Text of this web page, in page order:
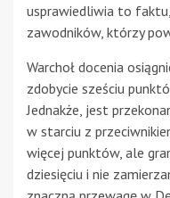
usprawiedliwia to
zawodników, którzy
Warchoł docenia
zdobycie sześciu
Jednakże, jest
w starciu z
więcej punktów, ale
dziesięciu i nie